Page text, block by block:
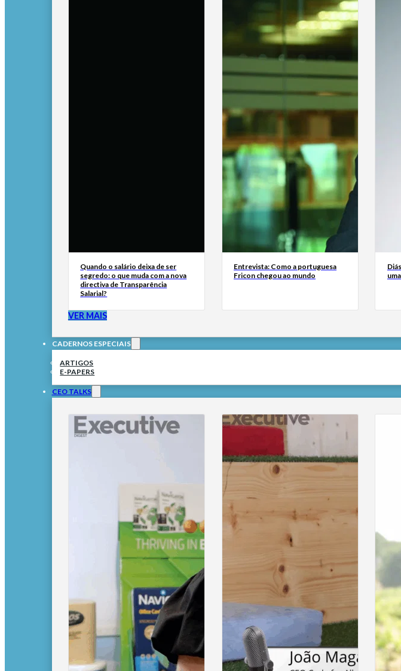
Quando o salário deixa de ser
segredo: o que muda com a nova
directiva de Transparência
Salarial?
Entrevista: Como a portuguesa
Fricon chegou ao mundo
VER MAIS
CADERNOS ESPECIAIS
ARTIGOS
E-PAPERS
CEO TALKS